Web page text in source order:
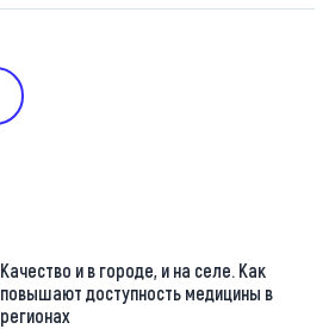
Качество и в городе, и на селе. Как
повышают доступность медицины в
регионах